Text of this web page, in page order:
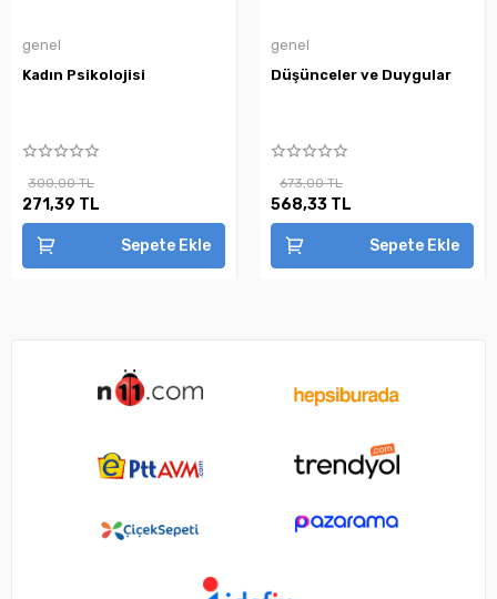
genel
Kadın Psikolojisi
300,00 TL
271,39 TL
Sepete Ekle
genel
Düşünceler ve Duygular
673,00 TL
568,33 TL
Sepete Ekle